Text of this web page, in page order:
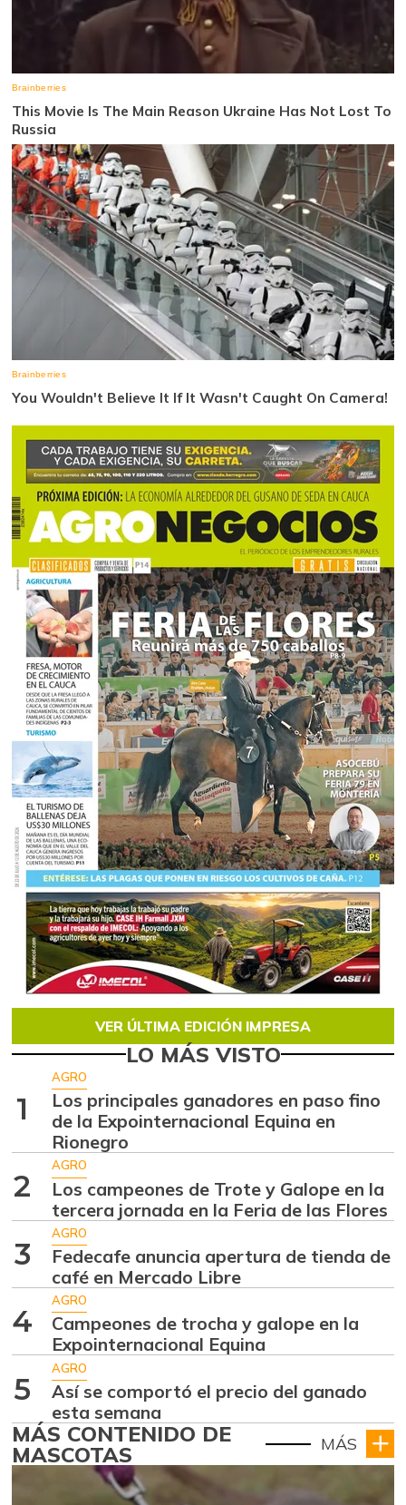
VER ÚLTIMA EDICIÓN IMPRESA
LO MÁS VISTO
1
AGRO
Los principales ganadores en paso fino
de la Expointernacional Equina en
Rionegro
2
AGRO
Los campeones de Trote y Galope en la
tercera jornada en la Feria de las Flores
3
AGRO
Fedecafe anuncia apertura de tienda de
café en Mercado Libre
4
AGRO
Campeones de trocha y galope en la
Expointernacional Equina
5
AGRO
Así se comportó el precio del ganado
esta semana
MÁS CONTENIDO DE
MASCOTAS MÁS